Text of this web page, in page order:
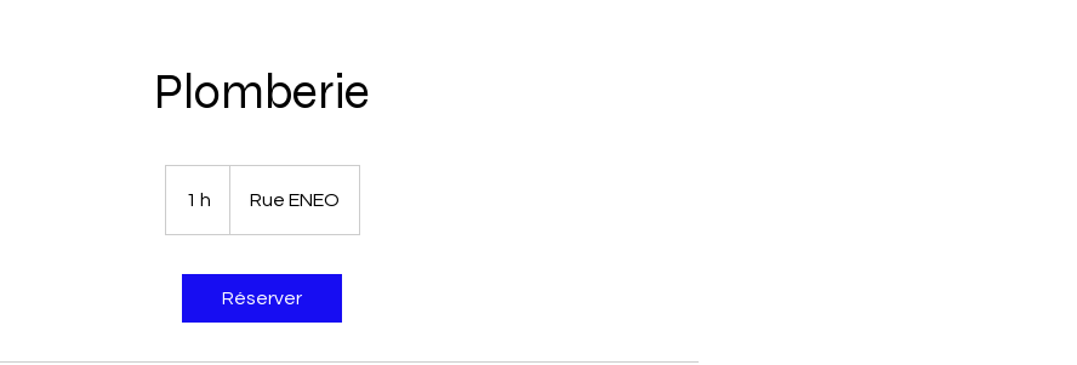
Plomberie
1 h Rue ENEO
Réserver